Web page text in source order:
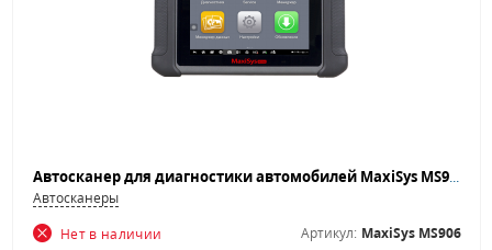
Автосканер для диагностики автомобилей MaxiSys MS906
Автосканеры
Нет в наличии
Артикул: MaxiSys MS906